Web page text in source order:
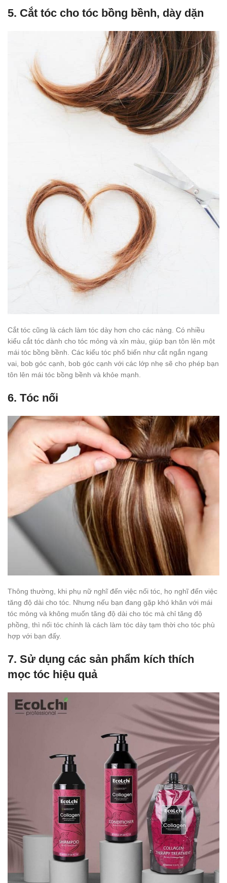
5. Cắt tóc cho tóc bồng bềnh, dày dặn
Cắt tóc cũng là cách làm tóc dày hơn cho các nàng. Có nhiều
kiểu cắt tóc dành cho tóc mỏng và xỉn màu, giúp bạn tôn lên một
mái tóc bồng bềnh. Các kiểu tóc phổ biến như cắt ngắn ngang
vai, bob góc cạnh, bob góc cạnh với các lớp nhẹ sẽ cho phép bạn
tôn lên mái tóc bồng bềnh và khỏe mạnh.
6. Tóc nối
Thông thường, khi phụ nữ nghĩ đến việc nối tóc, họ nghĩ đến việc
tăng độ dài cho tóc. Nhưng nếu bạn đang gặp khó khăn với mái
tóc mỏng và không muốn tăng độ dài cho tóc mà chỉ tăng độ
phồng, thì nối tóc chính là cách làm tóc dày tạm thời cho tóc phù
hợp với bạn đấy.
7. Sử dụng các sản phẩm kích thích
mọc tóc hiệu quả